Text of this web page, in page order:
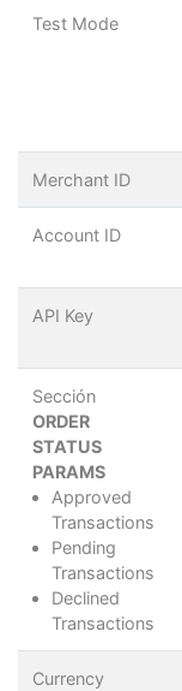
Test Mode
Merchant ID
Account ID
API Key
Sección
ORDER
STATUS
PARAMS
Approved
Transactions
Pending
Transactions
Declined
Transactions
Currency